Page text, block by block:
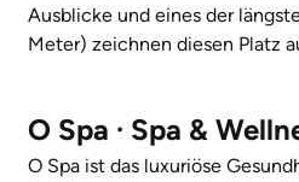
Ausblicke und eines der
Meter) zeichnen diesen Platz
O Spa · Spa &
O Spa ist das luxuriöse